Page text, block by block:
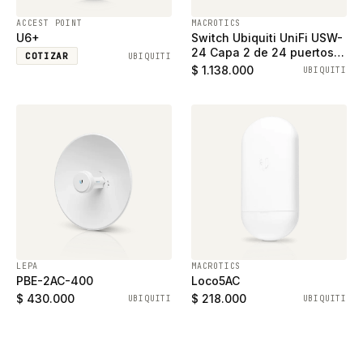
ACCEST POINT
U6+
COTIZAR UBIQUITI
MACROTICS
Switch Ubiquiti UniFi USW-
24 Capa 2 de 24 puertos
ethernet gigabit y 2
$ 1.138.000 UBIQUITI
LEPA
PBE-2AC-400
$ 430.000
UBIQUITI
MACROTICS
Loco5AC
$ 218.000
UBIQUITI